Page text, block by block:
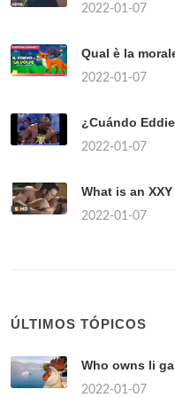
2022-01-07
Qual è la
2022-01-07
¿Cuándo
2022-01-07
What is an
2022-01-07
ÚLTIMOS TÓPICOS
Who owns li
2022-01-07